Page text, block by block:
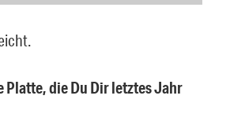
Platte, die Du Dir letztes Jahr